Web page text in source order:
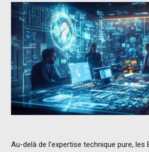
Au-delà de l'expertise technique pure, les